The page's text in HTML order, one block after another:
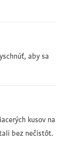
aby sa
kusov na
bez nečistôt.